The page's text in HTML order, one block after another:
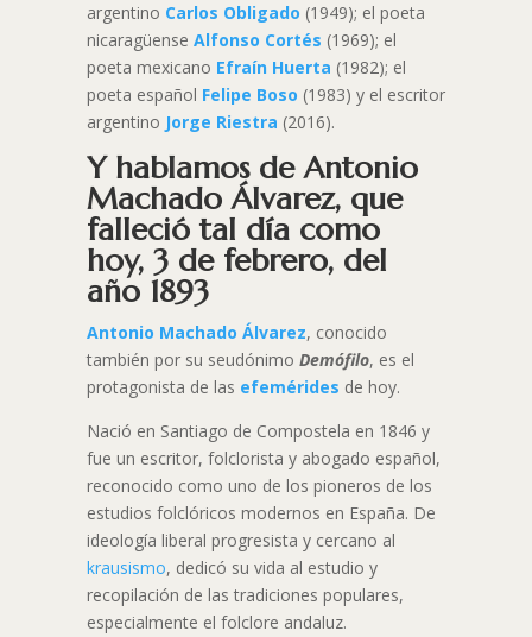
argentino Carlos Obligado (1949); el poeta
nicaragüense Alfonso Cortés (1969); el
poeta mexicano Efraín Huerta (1982); el
poeta español Felipe Boso (1983) y el escritor
argentino Jorge Riestra (2016).
Y hablamos de Antonio
Machado Álvarez, que
falleció tal día como
hoy, 3 de febrero, del
año 1893
Antonio Machado Álvarez, conocido
también por su seudónimo Demófilo, es el
protagonista de las efemérides de hoy.
Nació en Santiago de Compostela en 1846 y
fue un escritor, folclorista y abogado español,
reconocido como uno de los pioneros de los
estudios folclóricos modernos en España. De
ideología liberal progresista y cercano al
krausismo, dedicó su vida al estudio y
recopilación de las tradiciones populares,
especialmente el folclore andaluz.